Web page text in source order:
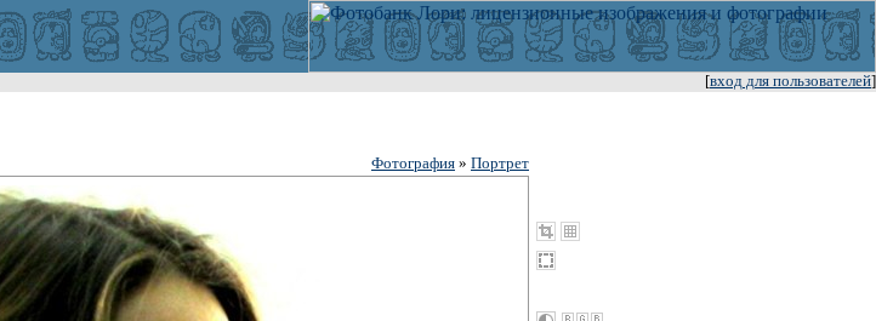
[вход для пользователей]
Фотография » Портрет